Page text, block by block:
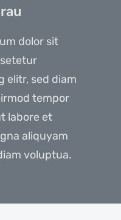
dolor sit
elitr, sed diam
tempor
labore et
aliquyam
voluptua.